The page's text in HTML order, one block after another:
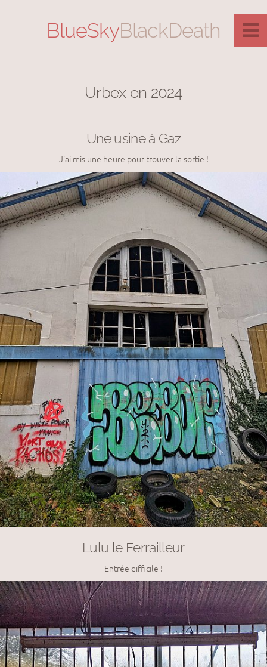
BlueSkyBlackDeath
Urbex en 2024
Une usine à Gaz
J'ai mis une heure pour trouver la sortie !
Lulu le Ferrailleur
Entrée difficile !